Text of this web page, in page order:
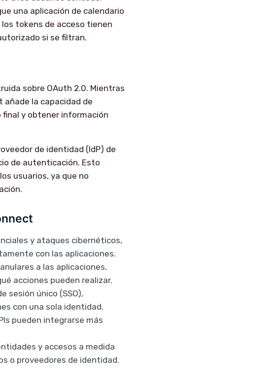
una aplicación de calendario
tokens de acceso tienen
si se filtran.
sobre OAuth 2.0. Mientras
añade la capacidad de
y obtener información
de identidad (IdP) de
de autenticación. Esto
usuarios, ya que no
y ataques cibernéticos,
con las aplicaciones.
a las aplicaciones,
acciones pueden realizar.
sesión único (SSO),
con una sola identidad.
pueden integrarse más
y accesos a medida
o proveedores de identidad.